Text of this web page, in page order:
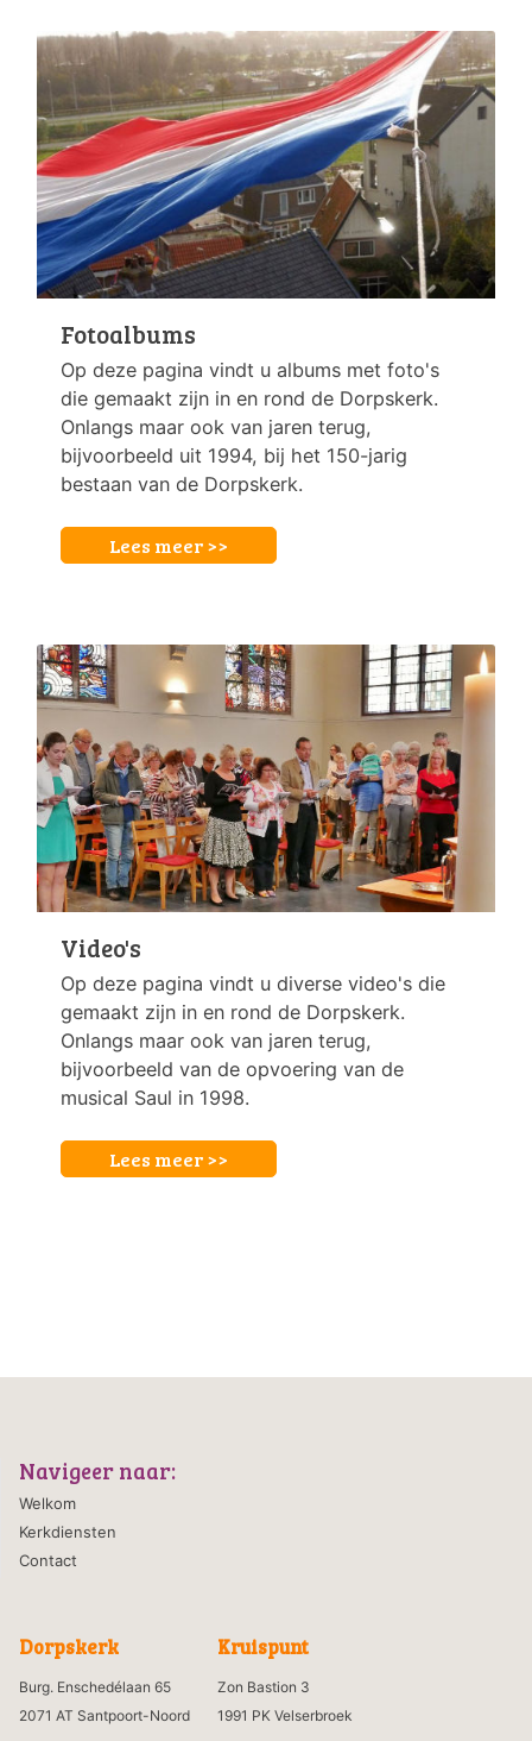
Fotoalbums
Op deze pagina vindt u albums met foto's
die gemaakt zijn in en rond de Dorpskerk.
Onlangs maar ook van jaren terug,
bijvoorbeeld uit 1994, bij het 150-jarig
bestaan van de Dorpskerk.
Lees meer >>
Video's
Op deze pagina vindt u diverse video's die
gemaakt zijn in en rond de Dorpskerk.
Onlangs maar ook van jaren terug,
bijvoorbeeld van de opvoering van de
musical Saul in 1998.
Lees meer >>
Navigeer naar:
Welkom
Kerkdiensten
Contact
Dorpskerk Kruispunt
Burg. Enschedélaan 65
2071 AT Santpoort-Noord
Zon Bastion 3
1991 PK Velserbroek